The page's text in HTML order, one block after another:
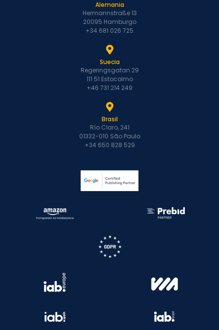
Alemania
Hermannstraße 13
20095 Hamburgo
+34 681 026 725
Suecia
Regeringsgatan 29
111 51 Estocolmo
+46 731 214 249
Brasil
Río Claro, 241
01332-010 São Paulo
+34 650 828 529